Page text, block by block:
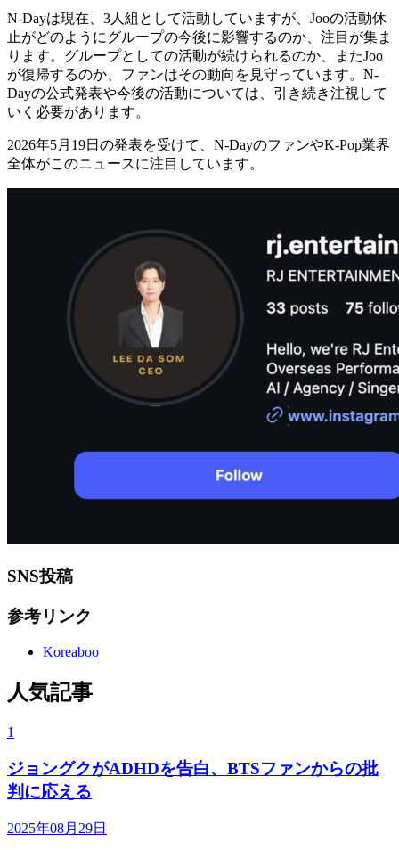
N-Dayは現在、3人組として活動していますが、Jooの活動休
止がどのようにグループの今後に影響するのか、注目が集ま
ります。グループとしての活動が続けられるのか、またJoo
が復帰するのか、ファンはその動向を見守っています。N-
Dayの公式発表や今後の活動については、引き続き注視して
いく必要があります。
2026年5月19日の発表を受けて、N-DayのファンやK-Pop業界
全体がこのニュースに注目しています。
SNS投稿
参考リンク
Koreaboo
人気記事
1
ジョングクがADHDを告白、BTSファンからの批
判に応える
2025年08月29日